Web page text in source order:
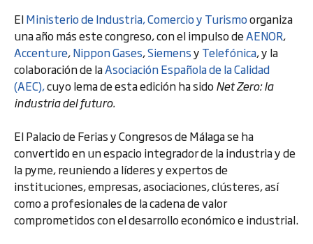
ElMinisterio de Industria, Comercio y Turismoorganiza
una año más este congreso, con el impulso deAENOR,
Accenture,Nippon Gases,Siemensy Telefónica, y la
colaboración de laAsociación Española de la Calidad
(AEC),cuyo lema de esta edición ha sidoNet Zero: la
industria del futuro.
El Palacio de Ferias y Congresos de Málaga se ha
convertido en un espacio integrador de la industria y de
la pyme, reuniendo a líderes y expertos de
instituciones, empresas, asociaciones, clústeres, así
como a profesionales de la cadena de valor
comprometidos con el desarrollo económico e industrial.